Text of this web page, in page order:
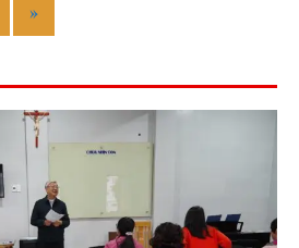
»